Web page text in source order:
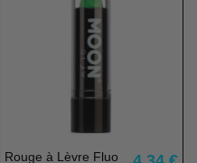
Rouge à Lèvre Fluo